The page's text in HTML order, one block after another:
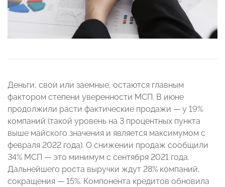
Деньги, свои или заемные, остаются главным
фактором степени уверенности МСП. В июне
продолжили расти фактические продажи — у 19%
компаний (такой уровень на 3 процентных пункта
выше майского значения и является максимумом с
февраля 2022 года). О снижении продаж сообщили
34% МСП — это минимум с сентября 2021 года.
Дальнейшего роста выручки ждут 28% компаний,
сокращения — 15%. Компонента кредитов обновила